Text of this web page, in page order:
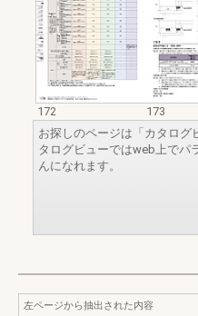
172
173
お探しのページは「カタログ
タログビューではweb上でパ
んになれます。
左ページから抽出された内容